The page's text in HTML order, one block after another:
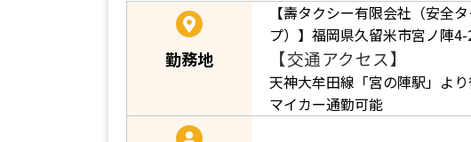
勤務地
【壽タクシー有限会社（安全
プ）】福岡県久留米市宮ノ陣
【交通アクセス】
天神大牟田線「宮の陣駅」よ
マイカー通勤可能